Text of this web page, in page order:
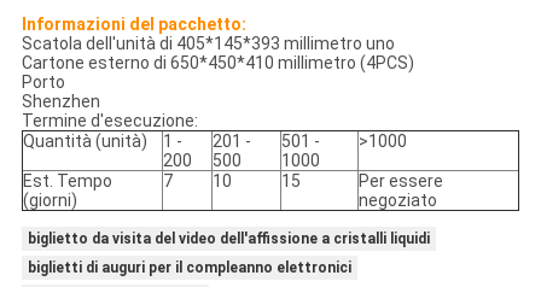
Informazioni del pacchetto:
Scatola dell'unità di 405*145*393 millimetro uno
Cartone esterno di 650*450*410 millimetro (4PCS)
Porto
Shenzhen
Termine d'esecuzione:
Quantità (unità)
1 -
200
201 -
500
501 -
1000
>1000
Est. Tempo
(giorni)
7 10 15
Per essere
negoziato
biglietto da visita del video dell'affissione a cristalli liquidi
biglietti di auguri per il compleanno elettronici